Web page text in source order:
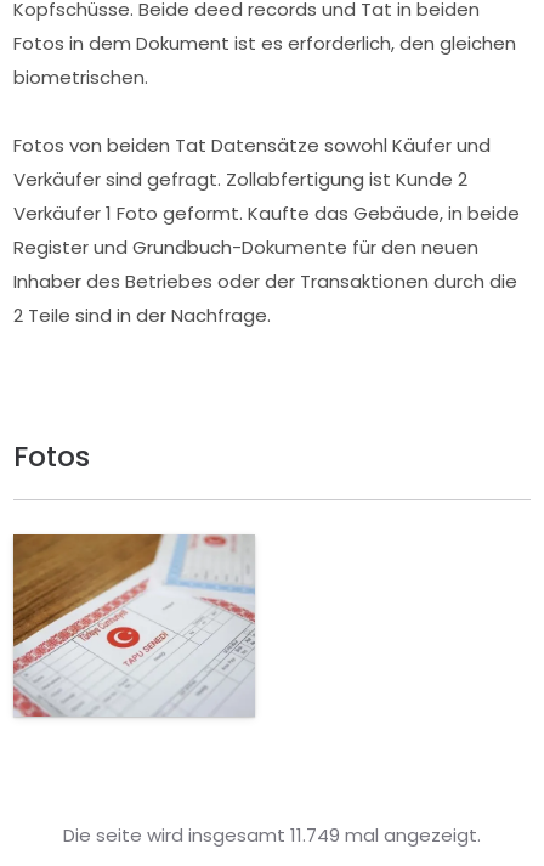
Kopfschüsse. Beide deed records und Tat in beiden
Fotos in dem Dokument ist es erforderlich, den gleichen
biometrischen.
Fotos von beiden Tat Datensätze sowohl Käufer und
Verkäufer sind gefragt. Zollabfertigung ist Kunde 2
Verkäufer 1 Foto geformt. Kaufte das Gebäude, in beide
Register und Grundbuch-Dokumente für den neuen
Inhaber des Betriebes oder der Transaktionen durch die
2 Teile sind in der Nachfrage.
Fotos
Die seite wird insgesamt 11.749 mal angezeigt.